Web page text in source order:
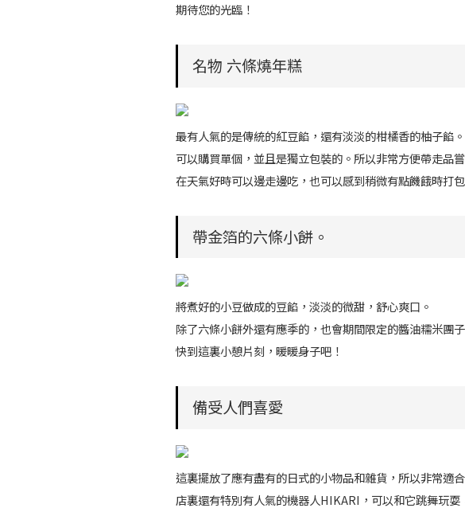
期待您的光臨！
名物 六條燒年糕
最有人氣的是傳統的紅豆餡，還有淡淡的柑橘香的柚子餡。
可以購買單個，並且是獨立包裝的。所以非常方便帶走品嘗
在天氣好時可以邊走邊吃，也可以感到稍微有點饑餓時打
帶金箔的六條小餅。
將煮好的小豆做成的豆餡，淡淡的微甜，舒心爽口。
除了六條小餅外還有應季的，也會期間限定的醬油糯米團
快到這裏小憩片刻，暖暖身子吧！
備受人們喜愛
這裏擺放了應有盡有的日式的小物品和雜貨，所以非常適
店裏還有特別有人氣的機器人HIKARI，可以和它跳舞玩耍